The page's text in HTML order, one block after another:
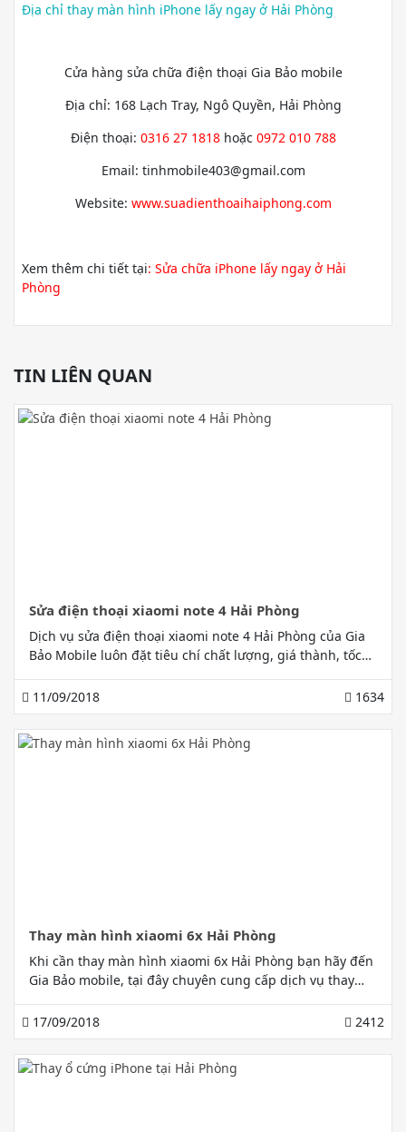
Địa chỉ thay màn hình iPhone lấy ngay ở Hải Phòng
Cửa hàng sửa chữa điện thoại Gia Bảo mobile
Địa chỉ: 168 Lạch Tray, Ngô Quyền, Hải Phòng
Điện thoại: 0316 27 1818hoặc 0972 010 788
Email: tinhmobile403@gmail.com
Website: www.suadienthoaihaiphong.com
Xem thêm chi tiết tại: Sửa chữa iPhone lấy ngay ở Hải
Phòng
TIN LIÊN QUAN
Sửa điện thoại xiaomi note 4 Hải Phòng
Dịch vụ sửa điện thoại xiaomi note 4 Hải Phòng của Gia
Bảo Mobile luôn đặt tiêu chí chất lượng, giá thành, tốc
11/09/2018 1634
Thay màn hình xiaomi 6x Hải Phòng
Khi cần thay màn hình xiaomi 6x Hải Phòng bạn hãy đến
Gia Bảo mobile, tại đây chuyên cung cấp dịch vụ thay
17/09/2018 2412